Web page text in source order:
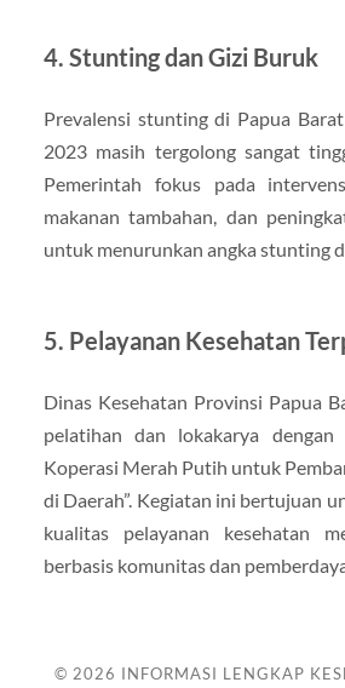
4. Stunting dan Gizi Buruk
Prevalensi stunting di Papua
2023 masih tergolong sangat
Pemerintah fokus pada
makanan tambahan, dan
untuk menurunkan angka stunting
5. Pelayanan Kesehatan
Dinas Kesehatan Provinsi Papua
pelatihan dan lokakarya dengan
Koperasi Merah Putih untuk
di Daerah”. Kegiatan ini bertujuan
kualitas pelayanan kesehatan
berbasis komunitas dan
© 2026 INFORMASI LENGKAP